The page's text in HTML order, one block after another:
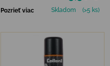
Pozrieť viac Skladom (>5 ks)